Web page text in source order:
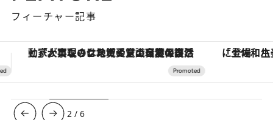
フィーチャー記事
「土佐和ハーブかき氷」がOMO7高知に登場！生姜、山椒、大葉など目にも舌にも涼を呼ぶ郷土の味 【夏限定ディナーコース】旬を
3 /6